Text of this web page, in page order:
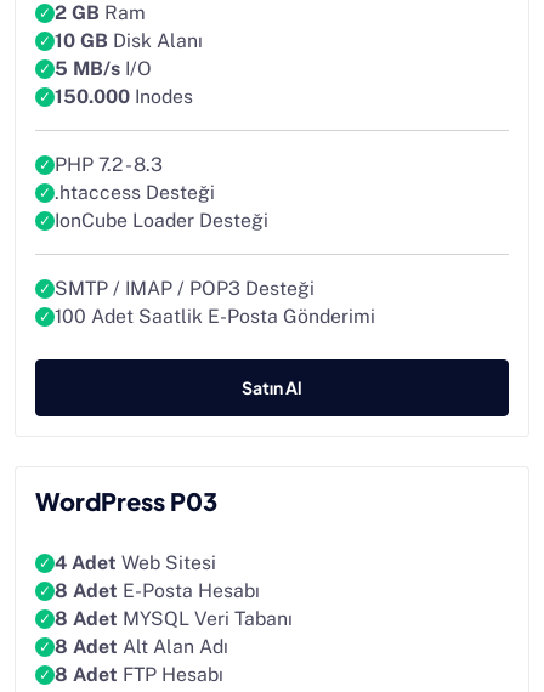
2 GB Ram
10 GB Disk Alanı
5 MB/s I/O
150.000 Inodes
PHP 7.2 - 8.3
.htaccess Desteği
IonCube Loader Desteği
SMTP / IMAP / POP3 Desteği
100 Adet Saatlik E-Posta Gönderimi
Satın Al
WordPress P03
4 Adet Web Sitesi
8 Adet E-Posta Hesabı
8 Adet MYSQL Veri Tabanı
8 Adet Alt Alan Adı
8 Adet FTP Hesabı